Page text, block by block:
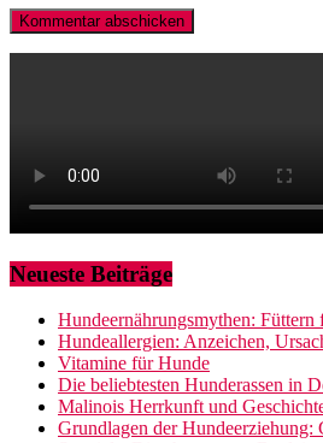
Neueste Beiträge
Hundeernährungsmythen:
Hundeallergien: Anzeichen,
Vitamine für Hunde
Die beliebtesten Hunderassen in
Malinois Herrkunft und
Grundlagen der Hundeerziehung: